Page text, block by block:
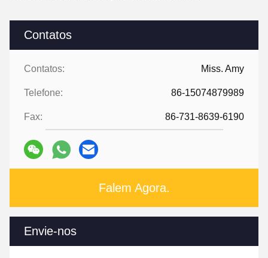
Contatos
Contatos: Miss. Amy
Telefone: 86-15074879989
Fax: 86-731-8639-6190
Falem Agora.
Envie-nos